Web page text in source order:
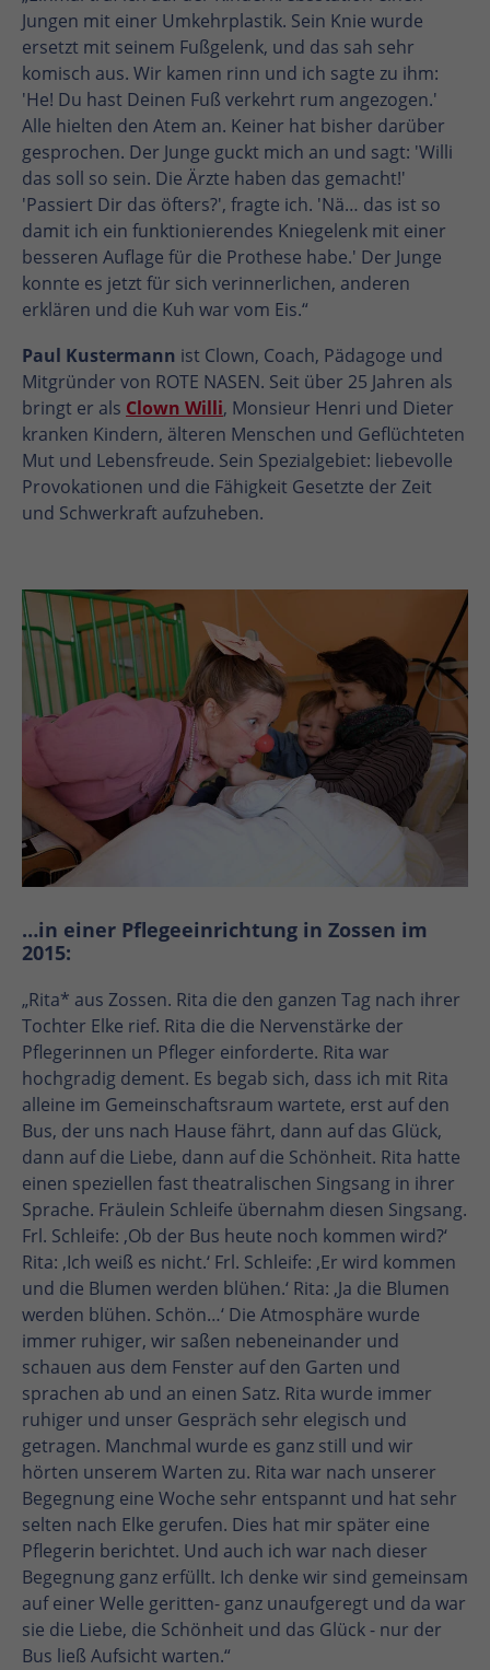
Jungen mit einer Umkehrplastik. Sein Knie wurde
ersetzt mit seinem Fußgelenk, und das sah sehr
komisch aus. Wir kamen rinn und ich sagte zu ihm:
'He! Du hast Deinen Fuß verkehrt rum angezogen.'
Alle hielten den Atem an. Keiner hat bisher darüber
gesprochen. Der Junge guckt mich an und sagt: 'Willi
das soll so sein. Die Ärzte haben das gemacht!'
'Passiert Dir das öfters?', fragte ich. 'Nä… das ist so
damit ich ein funktionierendes Kniegelenk mit einer
besseren Auflage für die Prothese habe.' Der Junge
konnte es jetzt für sich verinnerlichen, anderen
erklären und die Kuh war vom Eis.“
Paul Kustermann ist Clown, Coach, Pädagoge und
Mitgründer von ROTE NASEN. Seit über 25 Jahren als
bringt er als Clown Willi, Monsieur Henri und Dieter
kranken Kindern, älteren Menschen und Geflüchteten
Mut und Lebensfreude. Sein Spezialgebiet: liebevolle
Provokationen und die Fähigkeit Gesetzte der Zeit
und Schwerkraft aufzuheben.
…in einer Pflegeeinrichtung in Zossen im
2015:
„Rita* aus Zossen. Rita die den ganzen Tag nach ihrer
Tochter Elke rief. Rita die die Nervenstärke der
Pflegerinnen un Pfleger einforderte. Rita war
hochgradig dement. Es begab sich, dass ich mit Rita
alleine im Gemeinschaftsraum wartete, erst auf den
Bus, der uns nach Hause fährt, dann auf das Glück,
dann auf die Liebe, dann auf die Schönheit. Rita hatte
einen speziellen fast theatralischen Singsang in ihrer
Sprache. Fräulein Schleife übernahm diesen Singsang.
Frl. Schleife: ‚Ob der Bus heute noch kommen wird?‘
Rita: ‚Ich weiß es nicht.‘ Frl. Schleife: ‚Er wird kommen
und die Blumen werden blühen.‘ Rita: ‚Ja die Blumen
werden blühen. Schön…‘ Die Atmosphäre wurde
immer ruhiger, wir saßen nebeneinander und
schauen aus dem Fenster auf den Garten und
sprachen ab und an einen Satz. Rita wurde immer
ruhiger und unser Gespräch sehr elegisch und
getragen. Manchmal wurde es ganz still und wir
hörten unserem Warten zu. Rita war nach unserer
Begegnung eine Woche sehr entspannt und hat sehr
selten nach Elke gerufen. Dies hat mir später eine
Pflegerin berichtet. Und auch ich war nach dieser
Begegnung ganz erfüllt. Ich denke wir sind gemeinsam
auf einer Welle geritten- ganz unaufgeregt und da war
sie die Liebe, die Schönheit und das Glück - nur der
Bus ließ Aufsicht warten.“